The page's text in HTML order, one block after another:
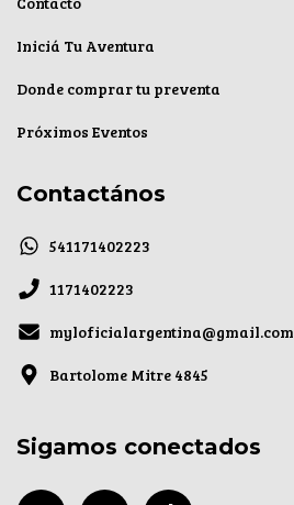
Iniciá Tu Aventura
Donde comprar tu preventa
Próximos Eventos
Contactános
541171402223
1171402223
myloficialargentina@gmail.com
Bartolome Mitre 4845
Sigamos conectados